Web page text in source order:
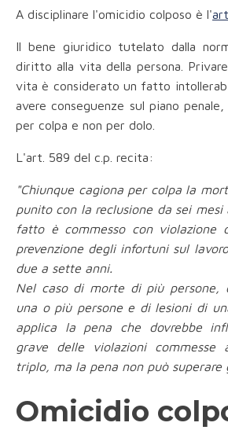
A disciplinare l'omicidio colposo è l'
Il bene giuridico tutelato dalla
diritto alla vita della persona.
vita è considerato un fatto
avere conseguenze sul piano
per colpa e non per dolo.
L'art. 589 del c.p. recita:
"Chiunque cagiona per colpa la
punito con la reclusione da sei mesi
fatto è commesso con violazione
prevenzione degli infortuni sul
due a sette anni.
Nel caso di morte di più persone,
una o più persone e di lesioni di
applica la pena che dovrebbe
grave delle violazioni commesse
triplo, ma la pena non può superare
Omicidio